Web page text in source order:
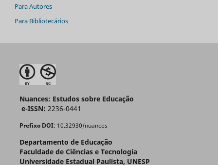
Para Autores
Para Bibliotecários
Nuances: Estudos sobre Educação
e-ISSN: 2236-0441
Prefixo DOI: 10.32930/nuances
Departamento de Educação
Faculdade de Ciências e Tecnologia
Universidade Estadual Paulista, UNESP